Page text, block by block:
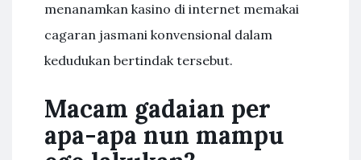
menanamkan kasino di internet memakai
cagaran jasmani konvensional dalam
kedudukan bertindak tersebut.
Macam gadaian per
apa-apa nun mampu